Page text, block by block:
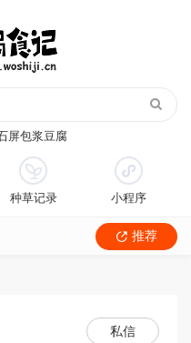
河沙子空心李
红宝石鲜奶小方
屏包浆豆腐
河沙子空心李
红宝石鲜奶小方
永松饼粉
种草记录 小程序
推荐
私信